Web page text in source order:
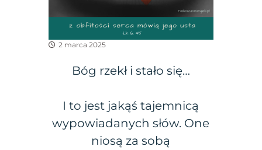
2 marca 2025
Bóg rzekł i stało się…
I to jest jakąś tajemnicą
wypowiadanych słów. One
niosą za sobą